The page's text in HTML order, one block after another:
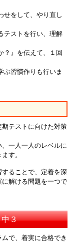
せをして、やり直し
テストを行い、理解
？』を伝えて、１回
ぶ習慣作りも行いま
テストに向けた対策
一人一人のレベルに
す。
ることで、定着を深
解ける問題を一つで
３
で、着実に合格でき